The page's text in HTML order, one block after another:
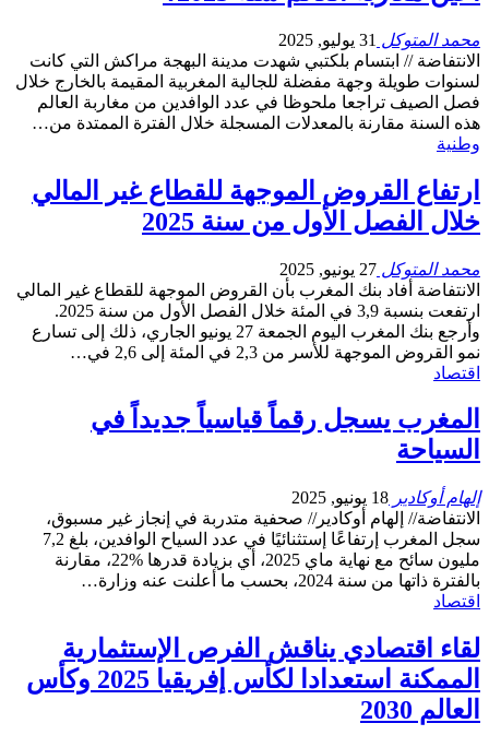
محمد المتوكل 31 يوليو, 2025
الانتفاضة // ابتسام بلكتبي شهدت مدينة البهجة مراكش التي كانت
لسنوات طويلة وجهة مفضلة للجالية المغربية المقيمة بالخارج خلال
فصل الصيف تراجعا ملحوظا في عدد الوافدين من مغاربة العالم
هذه السنة مقارنة بالمعدلات المسجلة خلال الفترة الممتدة من…
وطنية
ارتفاع القروض الموجهة للقطاع غير المالي
خلال الفصل الأول من سنة 2025
محمد المتوكل 27 يونيو, 2025
الانتفاضة أفاد بنك المغرب بأن القروض الموجهة للقطاع غير المالي
ارتفعت بنسبة 3,9 في المئة خلال الفصل الأول من سنة 2025.
وأرجع بنك المغرب اليوم الجمعة 27 يونيو الجاري، ذلك إلى تسارع
نمو القروض الموجهة للأسر من 2,3 في المئة إلى 2,6 في…
اقتصاد
المغرب يسجل رقماً قياسياً جديداً في
السياحة
إلهام أوكادير 18 يونيو, 2025
الانتفاضة// إلهام أوكادير// صحفية متدربة في إنجاز غير مسبوق،
سجل المغرب إرتفاعًا إستثنائيًا في عدد السياح الوافدين، بلغ 7,2
مليون سائح مع نهاية ماي 2025، أي بزيادة قدرها %22، مقارنة
بالفترة ذاتها من سنة 2024، بحسب ما أعلنت عنه وزارة…
اقتصاد
لقاء اقتصادي يناقش الفرص الإستثمارية
الممكنة استعدادا لكأس إفريقيا 2025 وكأس
العالم 2030